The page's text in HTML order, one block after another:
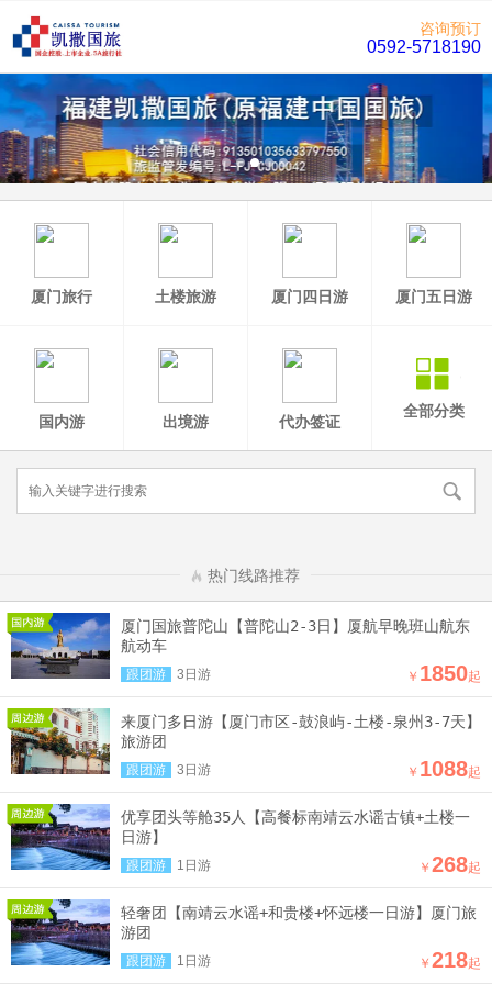
咨询预订
0592-5718190
厦门旅行 土楼旅游 厦门四日游 厦门五日游
国内游 出境游 代办签证
全部分类
热门线路推荐
厦门国旅普陀山【普陀山2-3日】厦航早晚班山航东
航动车
跟团游 3日游 ￥ 1850起
来厦门多日游【厦门市区-鼓浪屿-土楼-泉州3-7天】
旅游团
跟团游 3日游 ￥ 1088起
优享团头等舱35人【高餐标南靖云水谣古镇+土楼一
日游】
跟团游 1日游 ￥ 268起
轻奢团【南靖云水谣+和贵楼+怀远楼一日游】厦门旅
游团
跟团游 1日游 ￥ 218起